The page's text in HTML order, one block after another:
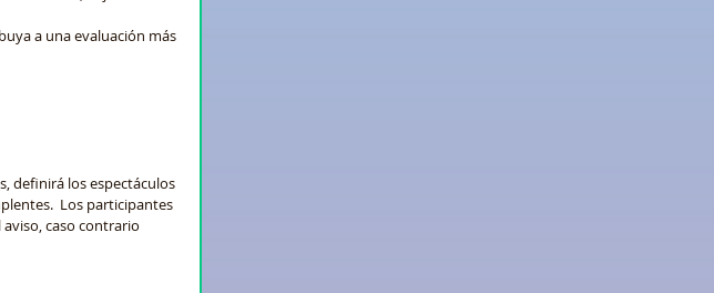
a una evaluación más
definirá los espectáculos
Los participantes
caso contrario